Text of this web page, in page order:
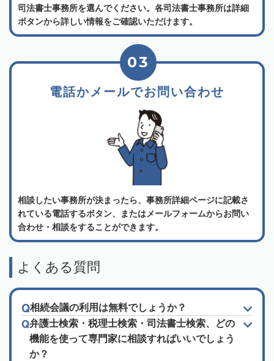
司法書士事務所を選んでください。各司法書士事務所は詳細
ボタンから詳しい情報をご確認いただけます。
電話かメールでお問い合わせ
03
相談したい事務所が決まったら、事務所詳細ページに記載さ
れている電話するボタン、またはメールフォームからお問い
合わせ・相談をすることができます。
よくある質問
相続会議の利用は無料でしょうか？
弁護士検索・税理士検索・司法書士検索、どの
機能を使って専門家に相談すればいいでしょう
か？